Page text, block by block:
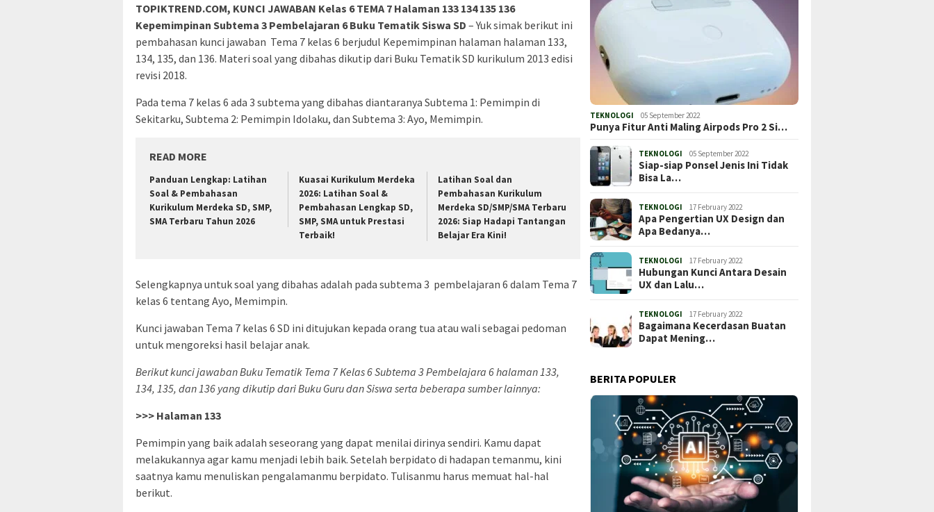
TOPIKTREND.COM, KUNCI JAWABAN Kelas 6 TEMA 7 Halaman 133 134 135 136
Kepemimpinan Subtema 3 Pembelajaran 6 Buku Tematik Siswa SD – Yuk simak berikut ini
pembahasan kunci jawaban Tema 7 kelas 6 berjudul Kepemimpinan halaman halaman 133,
134, 135, dan 136. Materi soal yang dibahas dikutip dari Buku Tematik SD kurikulum 2013 edisi
revisi 2018.
Pada tema 7 kelas 6 ada 3 subtema yang dibahas diantaranya Subtema 1: Pemimpin di
Sekitarku, Subtema 2: Pemimpin Idolaku, dan Subtema 3: Ayo, Memimpin.
READ MORE
Panduan Lengkap: Latihan
Soal & Pembahasan
Kurikulum Merdeka SD, SMP,
SMA Terbaru Tahun 2026
Kuasai Kurikulum Merdeka
2026: Latihan Soal &
Pembahasan Lengkap SD,
SMP, SMA untuk Prestasi
Terbaik!
Latihan Soal dan
Pembahasan Kurikulum
Merdeka SD/SMP/SMA Terbaru
2026: Siap Hadapi Tantangan
Belajar Era Kini!
Selengkapnya untuk soal yang dibahas adalah pada subtema 3 pembelajaran 6 dalam Tema 7
kelas 6 tentang Ayo, Memimpin.
Kunci jawaban Tema 7 kelas 6 SD ini ditujukan kepada orang tua atau wali sebagai pedoman
untuk mengoreksi hasil belajar anak.
Berikut kunci jawaban Buku Tematik Tema 7 Kelas 6 Subtema 3 Pembelajara 6 halaman 133,
134, 135, dan 136 yang dikutip dari Buku Guru dan Siswa serta beberapa sumber lainnya:
>>> Halaman 133
Pemimpin yang baik adalah seseorang yang dapat menilai dirinya sendiri. Kamu dapat
melakukannya agar kamu menjadi lebih baik. Setelah berpidato di hadapan temanmu, kini
saatnya kamu menuliskan pengalamanmu berpidato. Tulisanmu harus memuat hal-hal
berikut.
TEKNOLOGI 05 September 2022
Punya Fitur Anti Maling Airpods Pro 2 Si…
TEKNOLOGI 05 September 2022
Siap-siap Ponsel Jenis Ini Tidak
Bisa La…
TEKNOLOGI 17 February 2022
Apa Pengertian UX Design dan
Apa Bedanya…
TEKNOLOGI 17 February 2022
Hubungan Kunci Antara Desain
UX dan Lalu…
TEKNOLOGI 17 February 2022
Bagaimana Kecerdasan Buatan
Dapat Mening…
BERITA POPULER